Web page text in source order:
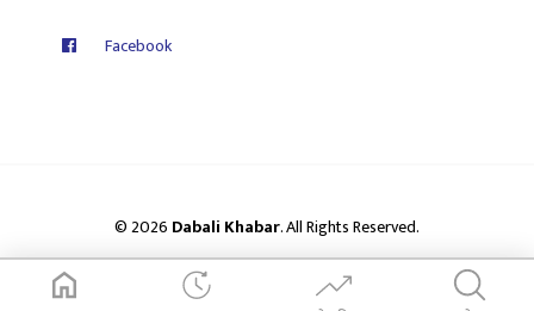
Facebook
© 2026 Dabali Khabar. All Rights Reserved.